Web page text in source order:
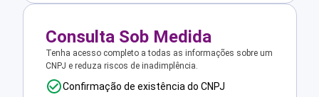
Consulta Sob Medida
Tenha acesso completo a todas as informações sobre um
CNPJ e reduza riscos de inadimplência.
Confirmação de existência do CNPJ